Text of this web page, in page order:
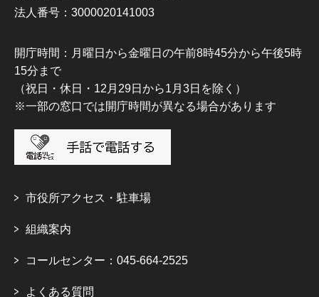
法人番号：3000020141003
開庁時間：月曜日から金曜日の午前8時45分から午後5時
15分まで
（祝日・休日・12月29日から1月3日を除く）
※一部の窓口では開庁時間が異なる場合があります
市役所アクセス・駐車場
組織案内
コールセンター：045-664-2525
よくある質問